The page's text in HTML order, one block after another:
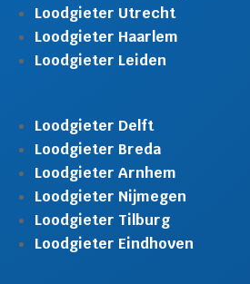
Loodgieter Utrecht
Loodgieter Haarlem
Loodgieter Leiden
Loodgieter Delft
Loodgieter Breda
Loodgieter Arnhem
Loodgieter Nijmegen
Loodgieter Tilburg
Loodgieter Eindhoven